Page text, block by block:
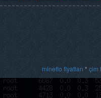
mineflo fiyatları * çim